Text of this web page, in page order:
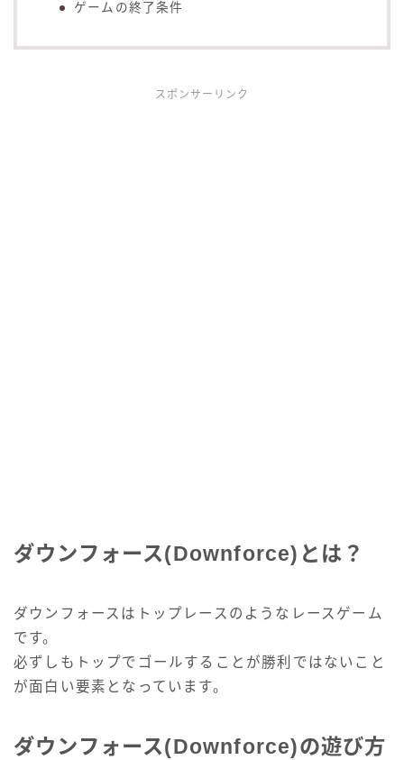
ゲームの終了条件
スポンサーリンク
ダウンフォース(Downforce)とは？
ダウンフォースはトップレースのようなレースゲーム
です。
必ずしもトップでゴールすることが勝利ではないこと
が面白い要素となっています。
ダウンフォース(Downforce)の遊び方